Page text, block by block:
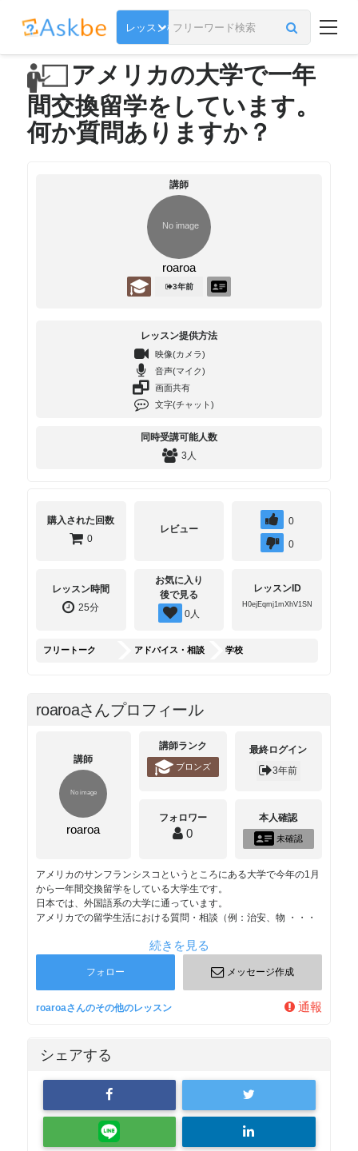
アメリカの大学で一年
間交換留学をしています。
何か質問ありますか？
講師
roaroa
3年前
レッスン提供方法
映像(カメラ)
音声(マイク)
画面共有
文字(チャット)
同時受講可能人数
3人
購入された回数
0
レビュー
0
0
レッスン時間
25分
お気に入り
後で見る
0人
レッスンID
H0ejEqmj1mXhV1SN
フリートーク アドバイス・相談 学校
roaroaさんプロフィール
講師
roaroa
講師ランク
ブロンズ
最終ログイン
3年前
フォロワー
0
本人確認
未確認
アメリカのサンフランシスコというところにある大学で今年の1月
から一年間交換留学をしている大学生です。
日本では、外国語系の大学に通っています。
アメリカでの留学生活における質問・相談（例：治安、物 ・・・
続きを見る
フォロー メッセージ作成
roaroaさんのその他のレッスン 通報
シェアする